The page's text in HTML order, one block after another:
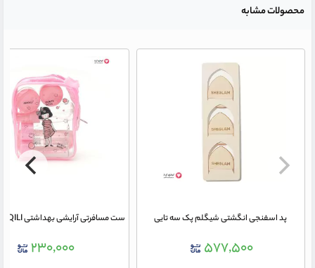
محصولات مشابه
پد اسفنجی انگشتی شیگلم پک سه تایی
۵۷۷,۵۰۰ ۲۳۰,۰۰۰